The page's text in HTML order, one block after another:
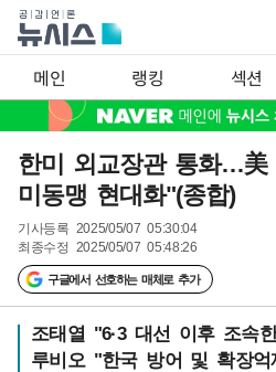
메인 랭킹 섹션
한미 외교장관 통화…美
미동맹 현대화"(종합)
기사등록 2025/05/07 05:30:04
최종수정 2025/05/07 05:48:26
구글에서 선호하는 매체로 추가
조태열 "6·3 대선 이후 조속
루비오 "한국 방어 및 확장